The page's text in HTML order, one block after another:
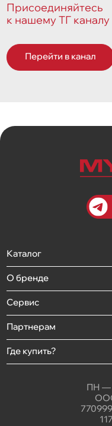
Присоединяйтесь
к нашему ТГ каналу
Перейти в канал
Каталог
О бренде
Сервис
Партнерам
Где купить?
ПН —